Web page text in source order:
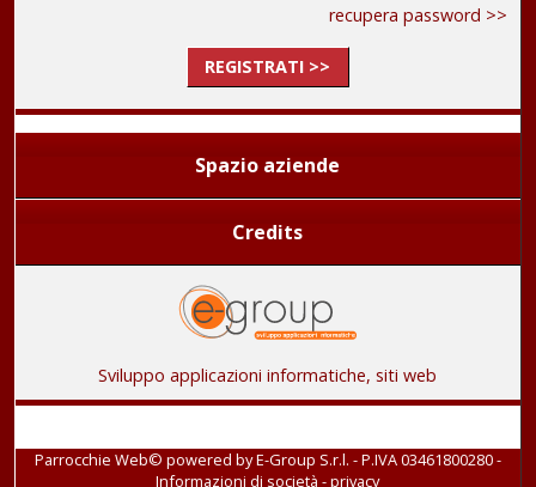
recupera password >>
REGISTRATI >>
Spazio aziende
Credits
Sviluppo applicazioni informatiche, siti web
Parrocchie Web© powered byE-Group S.r.l. - P.IVA 03461800280-
Informazioni di società -privacy